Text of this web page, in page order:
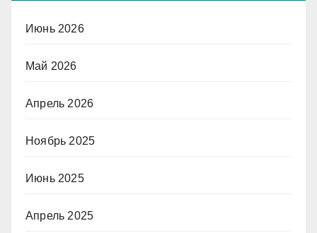
Июнь 2026
Май 2026
Апрель 2026
Ноябрь 2025
Июнь 2025
Апрель 2025